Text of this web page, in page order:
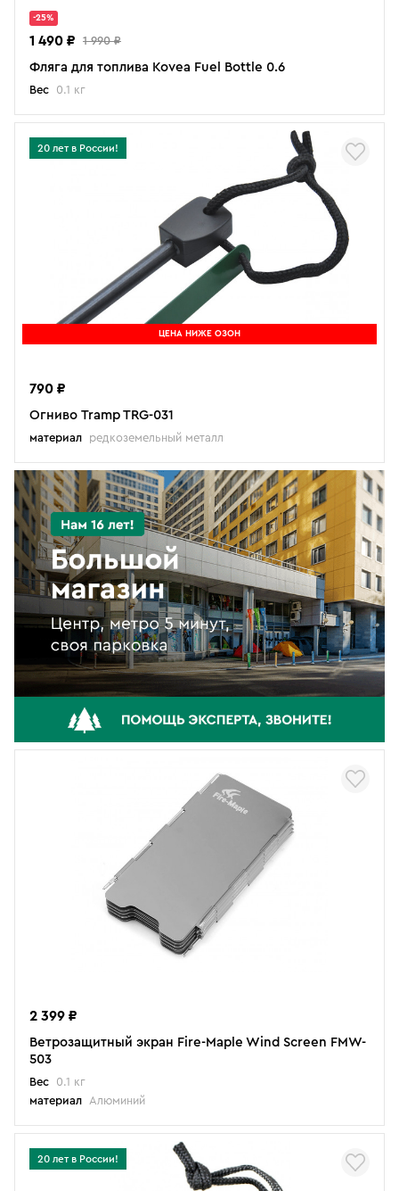
1 990 ₽
-25%
1 490 ₽
Фляга для топлива Kovea Fuel Bottle 0.6
Вес 0.1 кг
20 лет в России!
ЦЕНА НИЖЕ ОЗОН
790 ₽
Огниво Tramp TRG-031
материал редкоземельный металл
2 399 ₽
Ветрозащитный экран Fire-Maple Wind Screen FMW-
503
Вес
0.1 кг
материал
Алюминий
20 лет в России!